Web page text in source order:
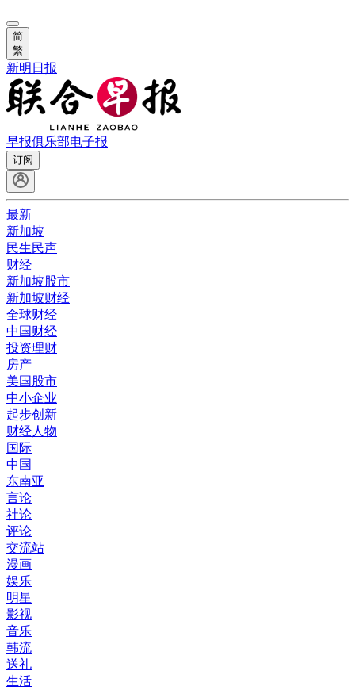
简
繁
新明日报
早报俱乐部电子报
订阅
最新
新加坡
民生民声
财经
新加坡股市
新加坡财经
全球财经
中国财经
投资理财
房产
美国股市
中小企业
起步创新
财经人物
国际
中国
东南亚
言论
社论
评论
交流站
漫画
娱乐
明星
影视
音乐
韩流
送礼
生活